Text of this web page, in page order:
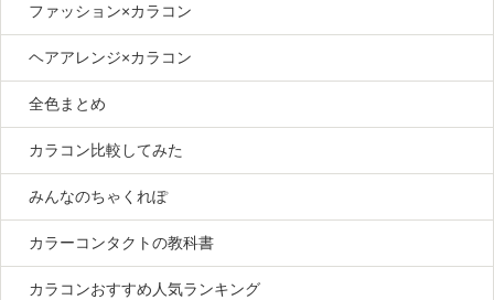
ファッション×カラコン
ヘアアレンジ×カラコン
全色まとめ
カラコン比較してみた
みんなのちゃくれぽ
カラーコンタクトの教科書
カラコンおすすめ人気ランキング